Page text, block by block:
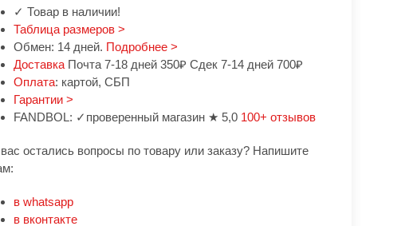
✓ Товар в наличии!
Таблица размеров >
Обмен: 14 дней. Подробнее >
Доставка Почта 7-18 дней 350₽ Сдек 7-14 дней 700₽
Оплата: картой, СБП
Гарантии >
FANDBOL: ✓проверенный магазин ★ 5,0 100+ отзывов
остались вопросы по товару или заказу? Напишите
в whatsapp
в вконтакте